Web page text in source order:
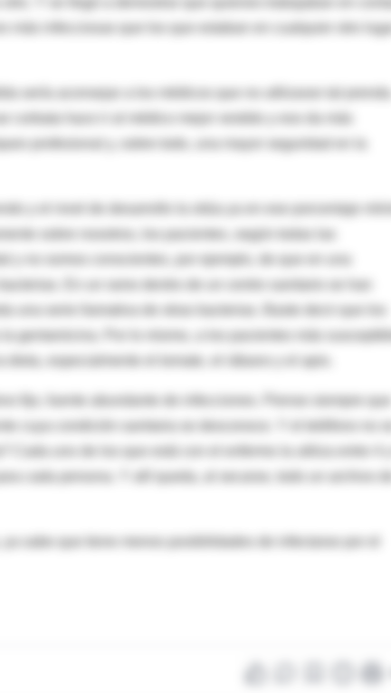
más infecciosas que los que estaban en cualquier otro lugar
sería aconsejar a los médicos que no utilizaran tal prenda.
profesional y, sobre todo, una mayor seguridad en la
y el nivel de desarrollo la sitúa ya en ese porcentaje
sobre nosotros, los pacientes, según todas las
y no somos conscientes, por ejemplo, de que en una
En un ramo dentro de un centro sanitario se han
gentamicina. Por lo mismo, a los pacientes más
especialmente el tomate, el rábano y el apio.
cuya condición sanitaria se desconoce. Y el teléfono no se
sabe que tiene menos posibilidades de infectarse por el